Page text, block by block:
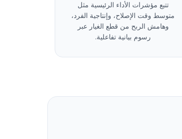
تتبع مؤشرات الأداء الرئيسية مثل
متوسط وقت الإصلاح، وإنتاجية الفرد،
وهامش الربح من قطع الغيار عبر
رسوم بيانية تفاعلية.